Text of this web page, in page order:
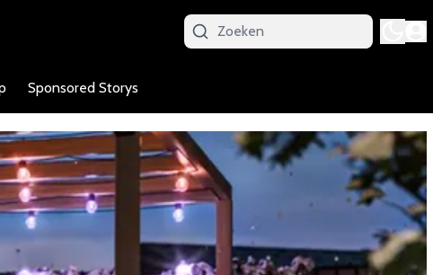
Sponsored Storys